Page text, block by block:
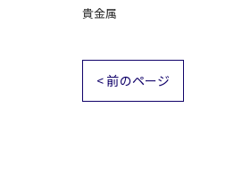
貴金属
< 前のページ